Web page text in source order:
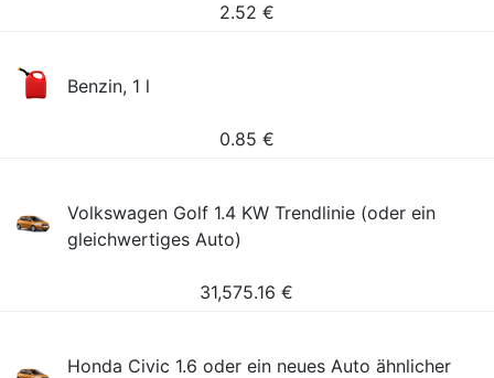
2.52 €
Benzin, 1 l
0.85 €
Volkswagen Golf 1.4 KW Trendlinie (oder ein
gleichwertiges Auto)
31,575.16 €
Honda Civic 1.6 oder ein neues Auto ähnlicher